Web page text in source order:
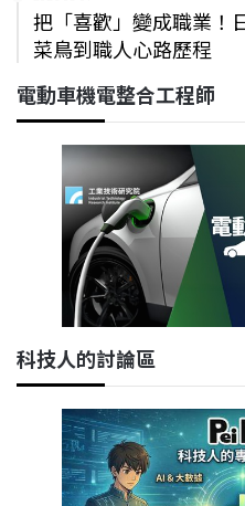
把「喜歡」變成職業！
菜鳥到職人心路歷程
電動車機電整合工程師
科技人的討論區